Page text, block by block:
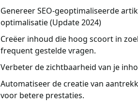
Genereer SEO-geoptimaliseerde
optimalisatie (Update 2024)
Creëer inhoud die hoog scoort in
frequent gestelde vragen.
Verbeter de zichtbaarheid van je
Automatiseer de creatie van
voor betere prestaties.